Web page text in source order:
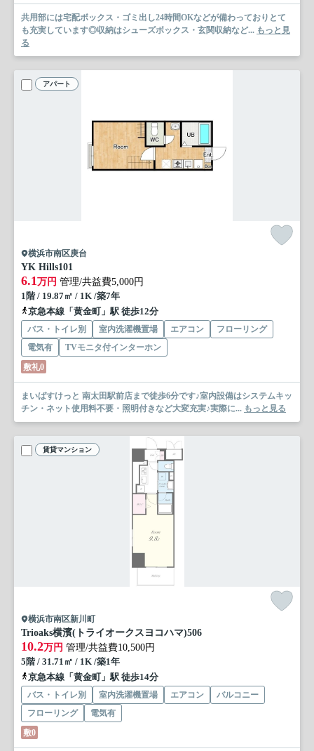
共用部には宅配ボックス・ゴミ出し24時間OKなどが備わっておりとて
も充実しています◎収納はシューズボックス・玄関収納など... もっと見
る
アパート
横浜市南区庚台
YK Hills101
6.1 万円 管理/共益費5,000円
1階 / 19.87㎡ / 1K /築7年
京急本線「黄金町」駅 徒歩12分
バス・トイレ別 室内洗濯機置場 エアコン
フローリング
電気有
TVモニタ付インターホン
敷礼0
まいばすけっと 南太田駅前店まで徒歩6分です♪室内設備はシステムキッ
チン・ネット使用料不要・照明付きなど大変充実♪実際に... もっと見る
賃貸マンション
横浜市南区新川町
Trioaks横濱(トライオークスヨコハマ)506
10.2万円 管理/共益費10,500円
5階 / 31.71㎡ / 1K /築1年
京急本線「黄金町」駅 徒歩14分
バス・トイレ別 室内洗濯機置場 エアコン
バルコニー
フローリング
電気有
敷0